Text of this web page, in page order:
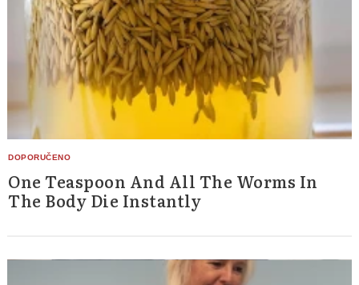
One Teaspoon And All The Worms In
The Body Die Instantly